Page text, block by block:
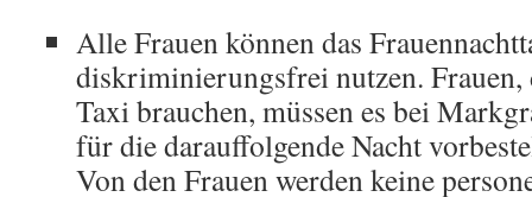
Alle Frauen können das
diskriminierungsfrei nutzen.
Taxi brauchen, müssen es bei
für die darauffolgende Nacht
Von den Frauen werden keine